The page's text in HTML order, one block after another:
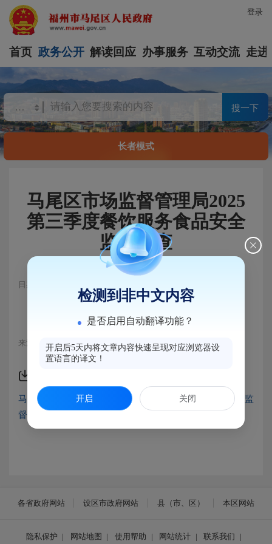
登录
首页 政务公开 解读回应 办事服务 互动交流 走进
搜一下
长者模式
马尾区市场监督管理局2025
第三季度餐饮服务食品安全
监督检查
日期：2025-10-08 17:36
来源：马尾区市监局
马尾区市场监督管理局2025第三季度餐饮服务食品安全监
督检查情况统计表.xls
各省政府网站 设区市政府网站 县（市、区） 本区网站
隐私保护 | 网站地图 | 使用帮助 | 网站统计 | 联系我们 |
检测到非中文内容
是否启用自动翻译功能？
开启后5天内将文章内容快速呈现对应浏览器设
置语言的译文！
开启 关闭